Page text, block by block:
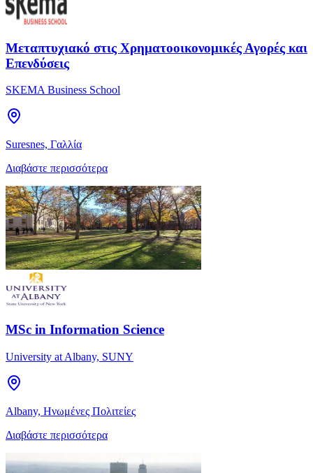
Μεταπτυχιακό στις Χρηματοοικονομικές Αγορές και
Επενδύσεις
SKEMA Business School
Suresnes, Γαλλία
Διαβάστε περισσότερα
MSc in Information Science
University at Albany, SUNY
Albany, Ηνωμένες Πολιτείες
Διαβάστε περισσότερα